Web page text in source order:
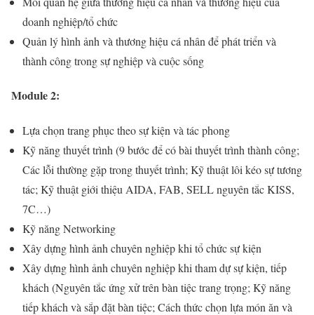
doanh nghiệp/tổ chức
Quản lý hình ảnh và thương hiệu cá nhân để phát triển và
thành công trong sự nghiệp và cuộc sống
Module 2:
Lựa chọn trang phục theo sự kiện và tác phong
Kỹ năng thuyết trình (9 bước để có bài thuyết trình thành công;
Các lỗi thường gặp trong thuyết trình; Kỹ thuật lôi kéo sự tương
tác; Kỹ thuật giới thiệu AIDA, FAB, SELL nguyên tắc KISS,
7C…)
Kỹ năng Networking
Xây dựng hình ảnh chuyên nghiệp khi tổ chức sự kiện
Xây dựng hình ảnh chuyên nghiệp khi tham dự sự kiện, tiếp
khách (Nguyên tắc ứng xử trên bàn tiệc trang trọng; Kỹ năng
tiếp khách và sắp đặt bàn tiệc; Cách thức chọn lựa món ăn và